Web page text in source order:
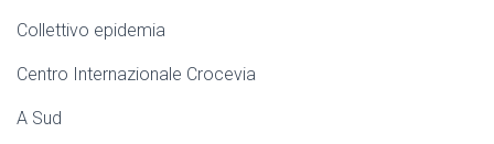
Collettivo epidemia
Centro Internazionale Crocevia
A Sud